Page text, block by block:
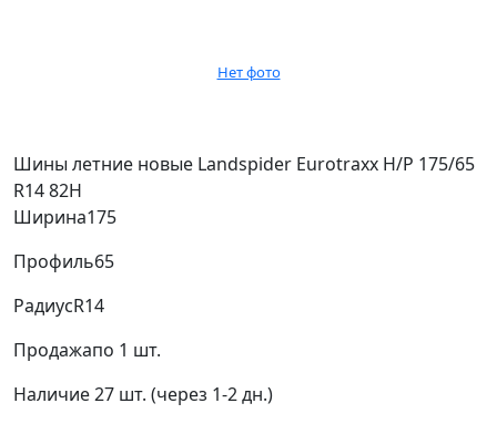
Нет фото
Шины летние новые Landspider Eurotraxx H/P 175/65
R14 82H
Ширина175
Профиль65
РадиусR14
Продажапо 1 шт.
Наличие27 шт. (через 1-2 дн.)